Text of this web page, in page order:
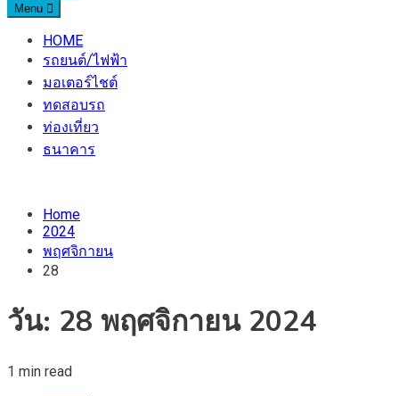
Menu
HOME
รถยนต์/ไฟฟ้า
มอเตอร์ไชต์
ทดสอบรถ
ท่องเที่ยว
ธนาคาร
Home
2024
พฤศจิกายน
28
วัน: 28 พฤศจิกายน 2024
1 min read